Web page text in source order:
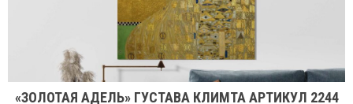
«ЗОЛОТАЯ АДЕЛЬ» ГУСТАВА КЛИМТА АРТИКУЛ 2244